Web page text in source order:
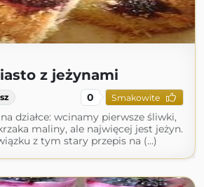
z jeżynami
0 Smakowite
działce: wcinamy pierwsze śliwki,
maliny, ale najwięcej jest jeżyn.
z tym stary przepis na (...)